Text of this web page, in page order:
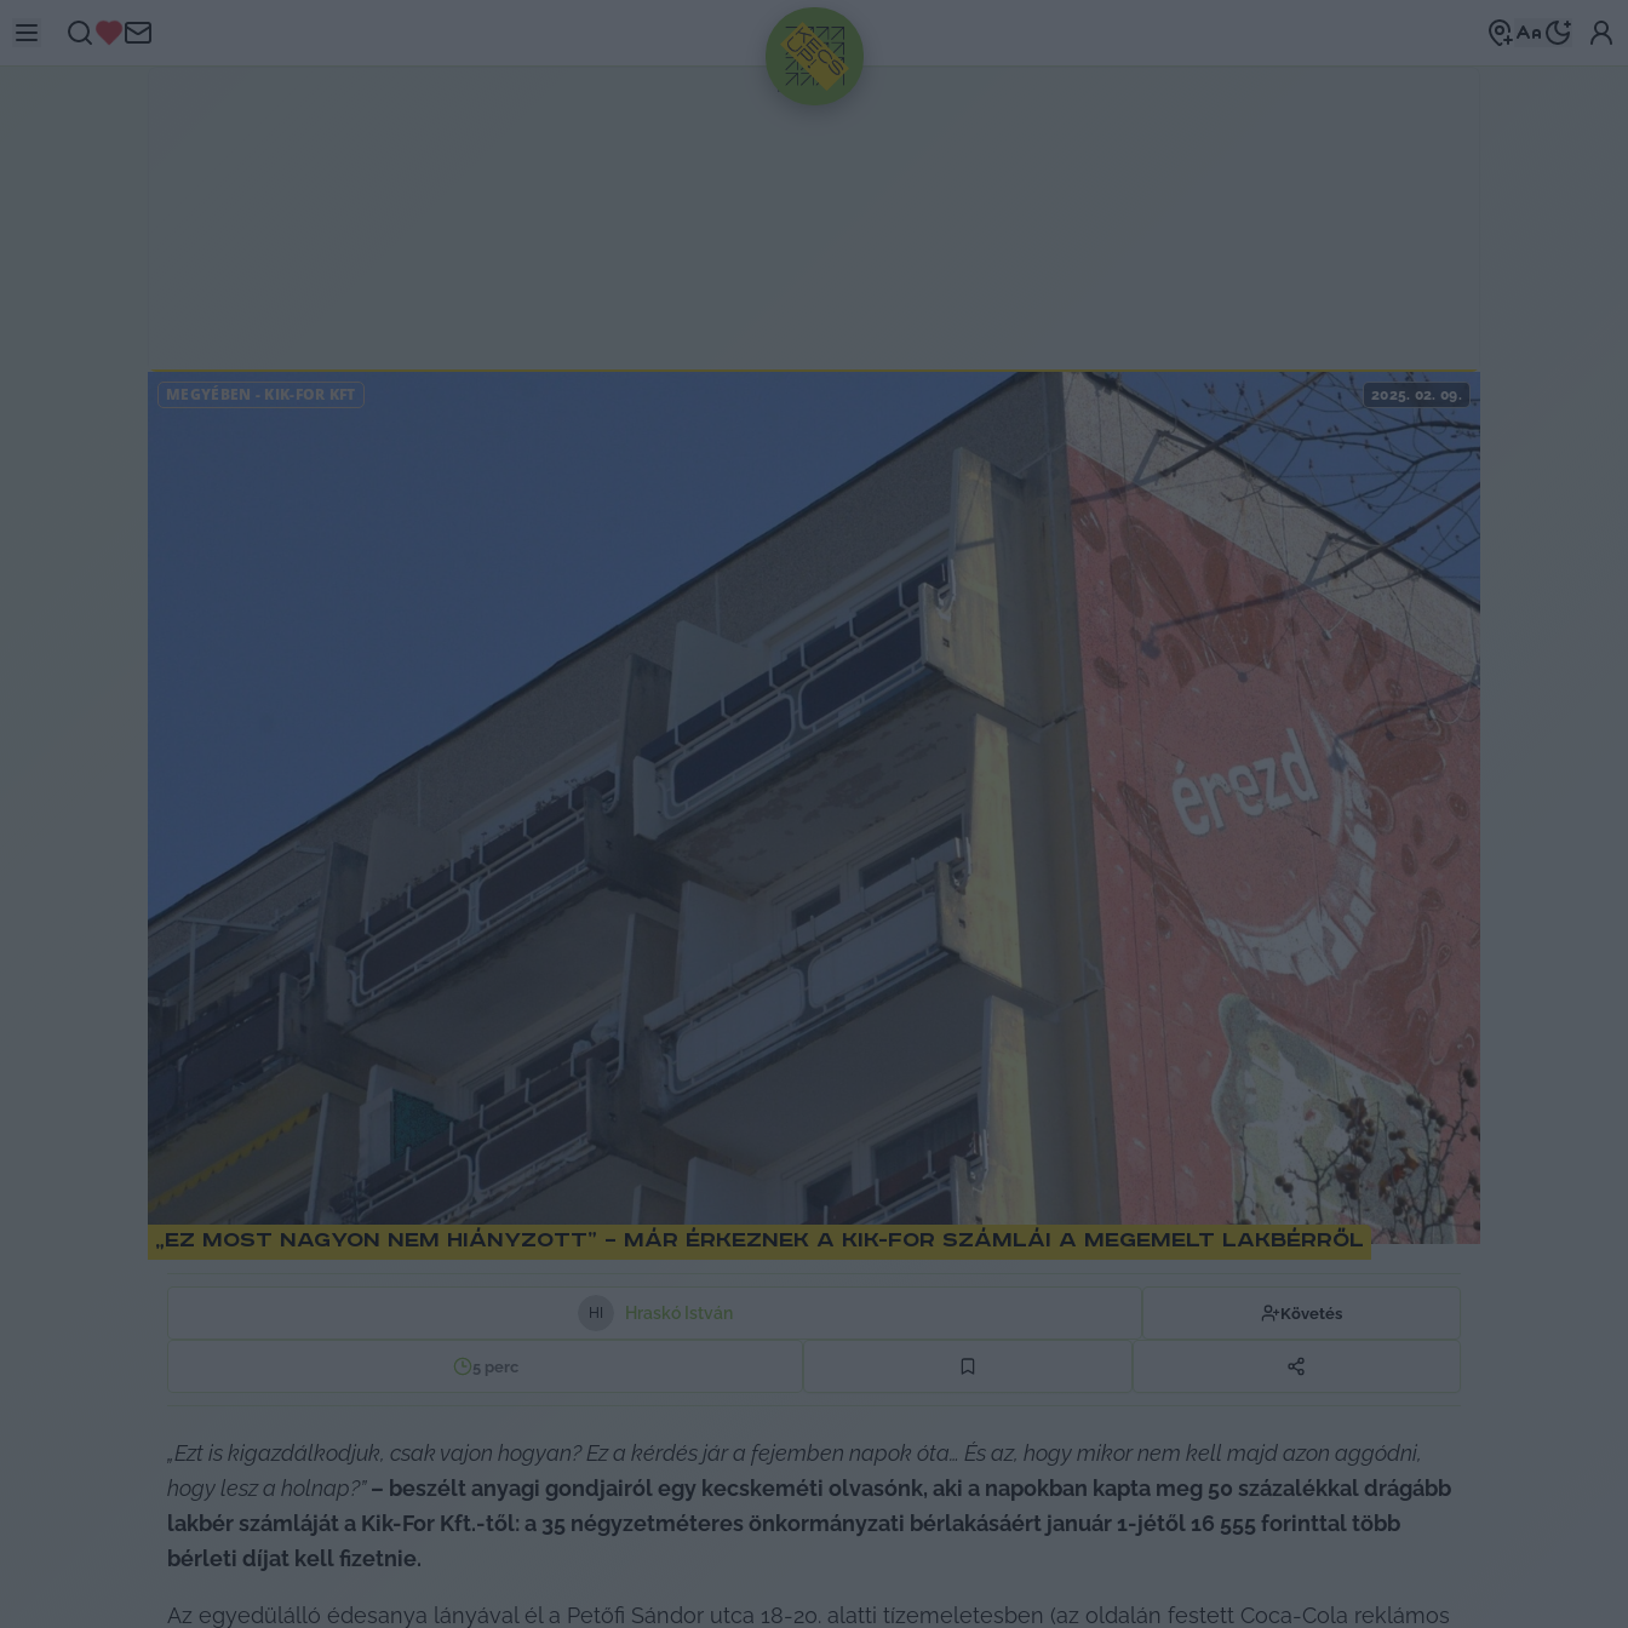
HIRDETÉS
MEGYÉBEN - KIK-FOR KFT 2025. 02. 09.
„Ez most nagyon nem hiányzott” – már érkeznek a Kik-For számlái a megemelt lakbérről
H Hraskó István Követés
5perc
„Ezt is kigazdálkodjuk, csak vajon hogyan? Ez a kérdés jár a fejemben napok óta… És az, hogy mikor nem kell majd azon aggódni,
hogy lesz a holnap?” – beszélt anyagi gondjairól egy kecskeméti olvasónk, aki a napokban kapta meg 50 százalékkal drágább
lakbér számláját a Kik-For Kft.-től: a 35 négyzetméteres önkormányzati bérlakásáért január 1-jétől 16 555 forinttal több
bérleti díjat kell fizetnie.
Az egyedülálló édesanya lányával él a Petőfi Sándor utca 18-20. alatti tízemeletesben (az oldalán festett Coca-Cola reklámos